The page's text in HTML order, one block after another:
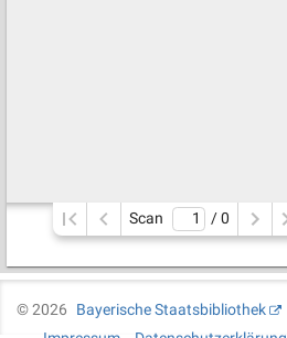
Scan / 0
©2026
Bayerische Staatsbibliothek